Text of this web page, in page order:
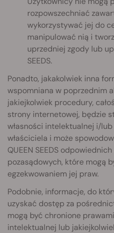
rozpowszechniać
wykorzystywać jej do
manipulować nią i
uprzedniej zgody lub
SEEDS.
Ponadto, jakakolwiek inna
wspomniana w poprzednim
jakiejkolwiek procedury,
strony internetowej, będzie
własności intelektualnej i/lub
właściciela i może
QUEEN SEEDS
pozasądowych, które mogą
egzekwowaniem jej praw.
Podobnie, informacje, do
uzyskać dostęp za
mogą być chronione
intelektualnej lub